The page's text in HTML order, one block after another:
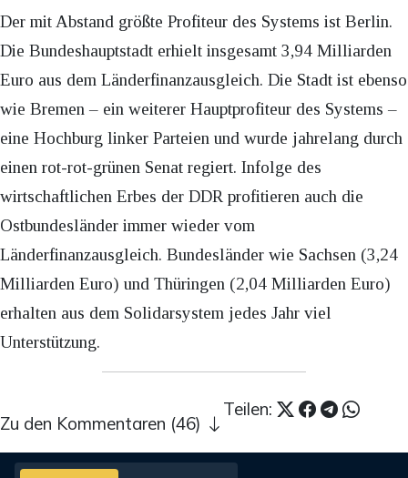
Der mit Abstand größte Profiteur des Systems ist Berlin.
Die Bundeshauptstadt erhielt insgesamt 3,94 Milliarden
Euro aus dem Länderfinanzausgleich. Die Stadt ist ebenso
wie Bremen – ein weiterer Hauptprofiteur des Systems –
eine Hochburg linker Parteien und wurde jahrelang durch
einen rot-rot-grünen Senat regiert. Infolge des
wirtschaftlichen Erbes der DDR profitieren auch die
Ostbundesländer immer wieder vom
Länderfinanzausgleich. Bundesländer wie Sachsen (3,24
Milliarden Euro) und Thüringen (2,04 Milliarden Euro)
erhalten aus dem Solidarsystem jedes Jahr viel
Unterstützung.
Teilen:
Zu den Kommentaren (46)